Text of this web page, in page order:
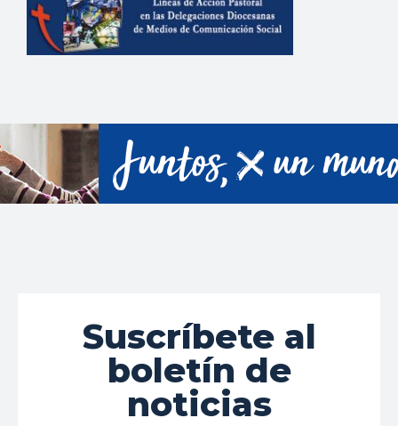
Suscríbete al
boletín de
noticias